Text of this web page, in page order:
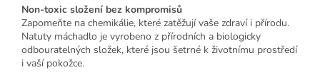
Non-toxic složení bez kompromisů
Zapomeňte na chemikálie, které zatěžují vaše zdraví i přírodu.
Natuty máchadlo je vyrobeno z přírodních a biologicky
odbouratelných složek, které jsou šetrné k životnímu prostředí
i vaší pokožce.